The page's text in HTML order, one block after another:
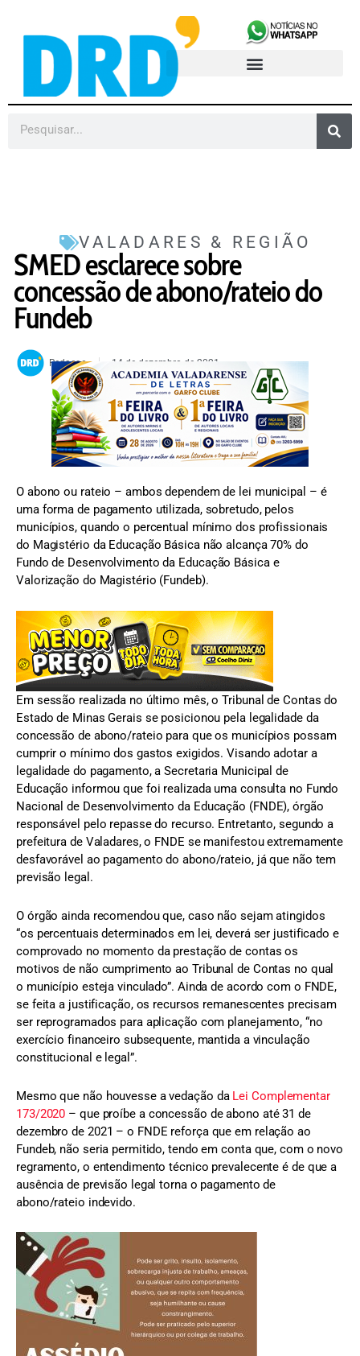
VALADARES & REGIÃO
SMED esclarece sobre
concessão de abono/rateio do
Fundeb
Redacao 14 de dezembro de 2021
O abono ou rateio – ambos dependem de lei municipal – é
uma forma de pagamento utilizada, sobretudo, pelos
municípios, quando o percentual mínimo dos profissionais
do Magistério da Educação Básica não alcança 70% do
Fundo de Desenvolvimento da Educação Básica e
Valorização do Magistério (Fundeb).
Em sessão realizada no último mês, o Tribunal de Contas do
Estado de Minas Gerais se posicionou pela legalidade da
concessão de abono/rateio para que os municípios possam
cumprir o mínimo dos gastos exigidos. Visando adotar a
legalidade do pagamento, a Secretaria Municipal de
Educação informou que foi realizada uma consulta no Fundo
Nacional de Desenvolvimento da Educação (FNDE), órgão
responsável pelo repasse do recurso. Entretanto, segundo a
prefeitura de Valadares, o FNDE se manifestou extremamente
desfavorável ao pagamento do abono/rateio, já que não tem
previsão legal.
O órgão ainda recomendou que, caso não sejam atingidos
“os percentuais determinados em lei, deverá ser justificado e
comprovado no momento da prestação de contas os
motivos de não cumprimento ao Tribunal de Contas no qual
o município esteja vinculado”. Ainda de acordo com o FNDE,
se feita a justificação, os recursos remanescentes precisam
ser reprogramados para aplicação com planejamento, “no
exercício financeiro subsequente, mantida a vinculação
constitucional e legal”.
Mesmo que não houvesse a vedação da Lei Complementar
173/2020 – que proíbe a concessão de abono até 31 de
dezembro de 2021 – o FNDE reforça que em relação ao
Fundeb, não seria permitido, tendo em conta que, com o novo
regramento, o entendimento técnico prevalecente é de que a
ausência de previsão legal torna o pagamento de
abono/rateio indevido.